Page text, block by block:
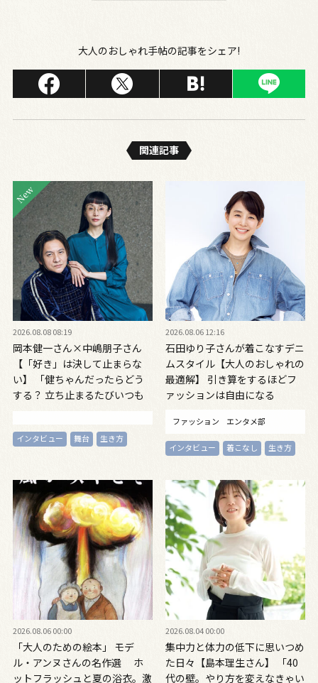
大人のおしゃれ手帖の記事をシェア!
関連記事
2026.08.08 08:19
岡本健一さん×中嶋朋子さん
【「好き」は決して止まらな
い】 「健ちゃんだったらどう
する？ 立ち止まるたびいつも
インタビュー 舞台 生き方
2026.08.06 12:16
石田ゆり子さんが着こなすデニ
ムスタイル【大人のおしゃれの
最適解】 引き算をするほどフ
ァッションは自由になる
ファッション エンタメ部
インタビュー 着こなし 生き方
2026.08.06 00:00
「大人のための絵本」 モデ
ル・アンヌさんの名作選 ホ
ットフラッシュと夏の浴衣。激
2026.08.04 00:00
集中力と体力の低下に思いつめ
た日々【島本理生さん】 「40
代の壁。やり方を変えなきゃい